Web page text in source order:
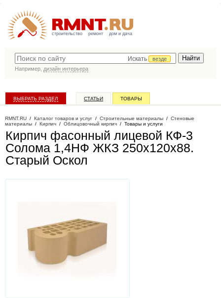
строительство ремонт дом и дача
Искать
везде
Например, дизайн интерьера
ВЫБРАТЬ РАЗДЕЛ СТАТЬИ ТОВАРЫ
RMNT.RU / Каталог товаров и услуг / Строительные материалы / Стеновые
материалы / Кирпич / Облицовочный кирпич / Товары и услуги
Кирпич фасонный лицевой КФ-3
Солома 1,4НФ ЖКЗ 250х120х88.
Старый Оскол